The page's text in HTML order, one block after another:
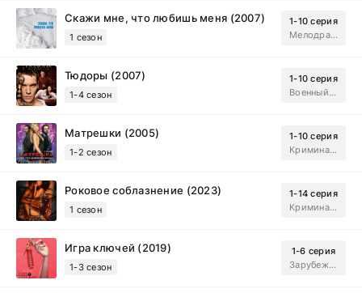
Скажи мне, что любишь меня (2007)
1 сезон
1-10 серия
Мелодрама, Драма
Тюдоры (2007)
1-4 сезон
1-10 серия
Военный, Исторический, Зарубежный, Мелодрама, Драма
Матрешки (2005)
1-2 сезон
1-10 серия
Криминал, Драма
Роковое соблазнение (2023)
1 сезон
1-14 серия
Криминал, Мистический, Триллер, Драма
Игра ключей (2019)
1-3 сезон
1-6 серия
Зарубежный, Мелодрама, Драма